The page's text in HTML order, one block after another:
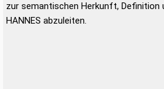
zur semantischen Herkunft, Definition
HANNES abzuleiten.